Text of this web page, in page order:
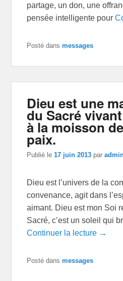
partage, un don, une
pensée intelligente pour
Posté dans messages
Dieu est une
du Sacré
à la moisson
paix.
Publié le17 juin 2013 par
Dieu est l’univers de la
convenance, agit dans
aimant. Dieu est mon Soi
Sacré, c’est un soleil qui
Continuer la lecture →
Posté dans messages